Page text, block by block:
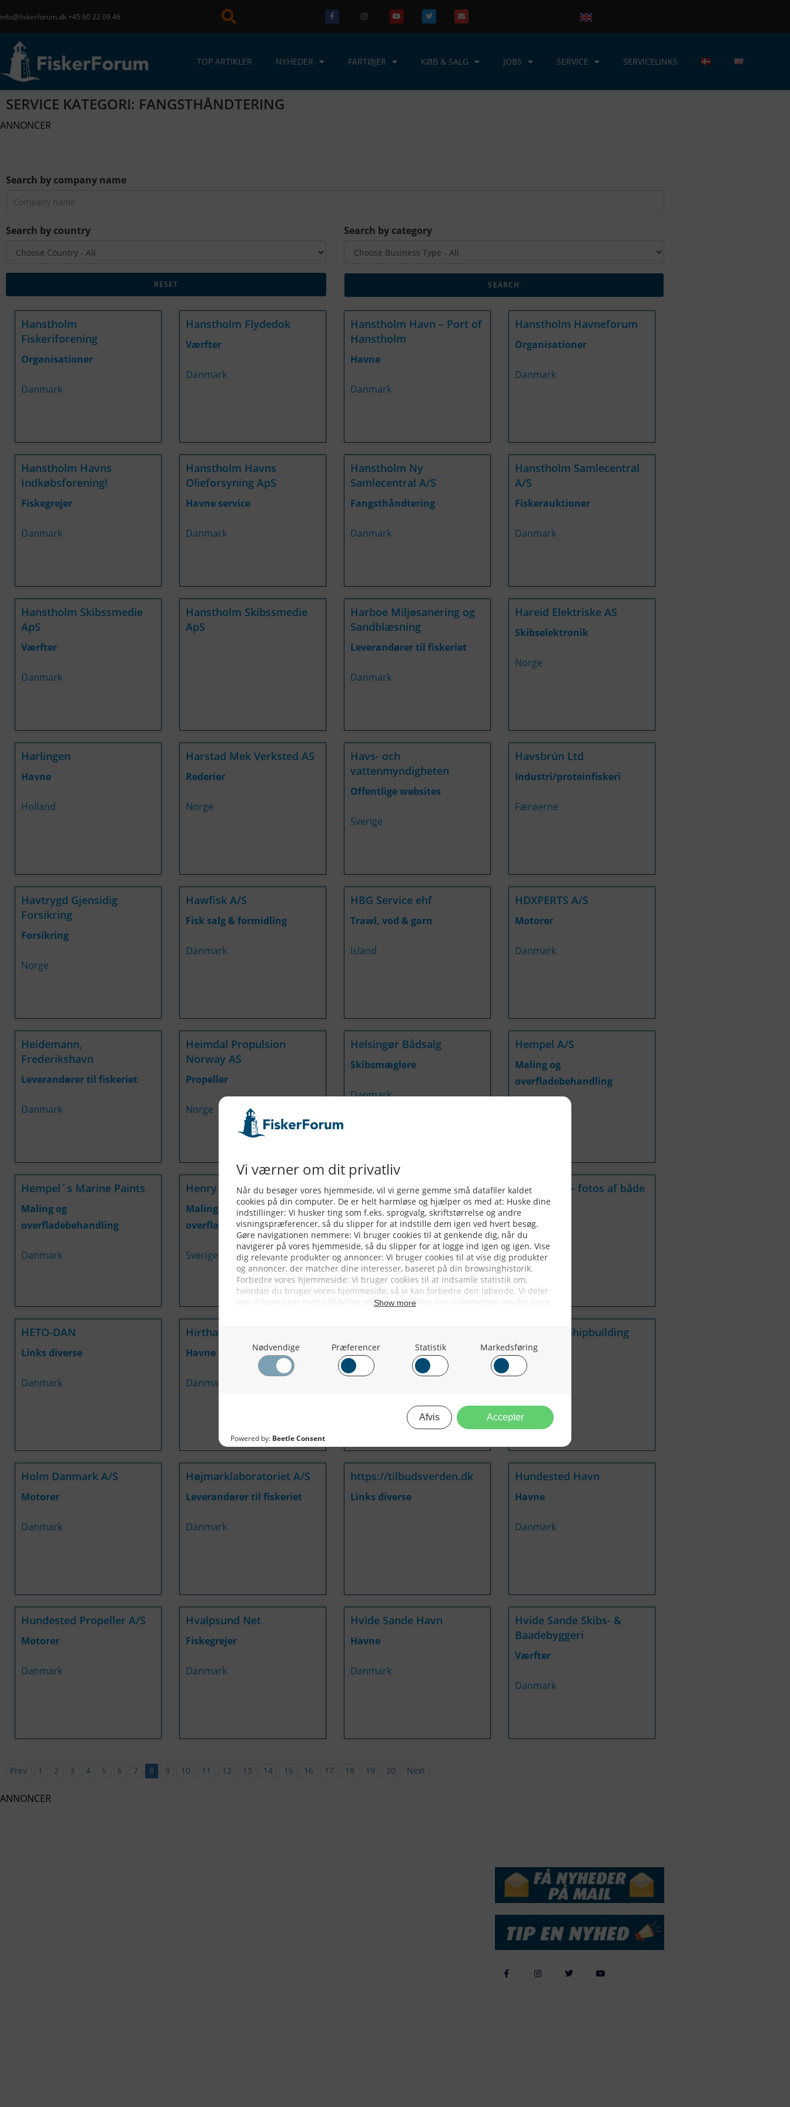
info@fiskerforum.dk +45 60 22 09 46
TOP ARTIKLER NYHEDER FARTØJER KØB & SALG JOBS SERVICE SERVICELINKS
SERVICE KATEGORI: FANGSTHÅNDTERING
ANNONCER
Search by company name
Search by country Search by category
Hanstholm
Fiskeriforening
Organisationer
Danmark
Hanstholm Flydedok
Værfter
Danmark
Hanstholm Havn – Port of
Hanstholm
Havne
Danmark
Hanstholm Havneforum
Organisationer
Danmark
Hanstholm Havns
Indkøbsforening!
Fiskegrejer
Danmark
Hanstholm Havns
Olieforsyning ApS
Havne service
Danmark
Hanstholm Ny
Samlecentral A/S
Fangsthåndtering
Danmark
Hanstholm Samlecentral
A/S
Fiskerauktioner
Danmark
Hanstholm Skibssmedie
ApS
Værfter
Danmark
Hanstholm Skibssmedie
ApS
Harboe Miljøsanering og
Sandblæsning
Leverandører til fiskeriet
Danmark
Hareid Elektriske AS
Skibselektronik
Norge
Harlingen
Havne
Holland
Harstad Mek Verksted AS
Rederier
Norge
Havs- och
vattenmyndigheten
Offentlige websites
Sverige
Havsbrún Ltd
Industri/proteinfiskeri
Færøerne
Havtrygd Gjensidig
Forsikring
Forsikring
Norge
Hawfisk A/S
Fisk salg & formidling
Danmark
HBG Service ehf
Trawl, vod & garn
Island
HDXPERTS A/S
Motorer
Danmark
Heidemann,
Frederikshavn
Leverandører til fiskeriet
Danmark
Heimdal Propulsion
Norway AS
Propeller
Norge
Helsingør Bådsalg
Skibsmæglere
Danmark
Hempel A/S
Maling og
overfladebehandling
Hempel´s Marine Paints
Maling og
overfladebehandling
Danmark
Henry Allt i Allt
Maling og
overfladebehandling
Sverige
Heringshai
Tyskland
Herøynytt – fotos af både
Andre Lande
HETO-DAN
Links diverse
Danmark
Hirthals Havn
Havne
Danmark
Brændstof og smøremidler
Hoekman Shipbuilding
Værfter
Holm Danmark A/S
Motorer
Danmark
Højmarklaboratoriet A/S
Leverandører til fiskeriet
Danmark
https://tilbudsverden.dk
Links diverse
Hundested Havn
Havne
Danmark
Hundested Propeller A/S
Motorer
Danmark
Hvalpsund Net
Fiskegrejer
Danmark
Hvide Sande Havn
Havne
Danmark
Hvide Sande Skibs- &
Baadebyggeri
Værfter
Danmark
Prev 1 2 3 4 5 6 7 8 9 10 11 12 13 14 15 16 17 18 19 20 Next
ANNONCER